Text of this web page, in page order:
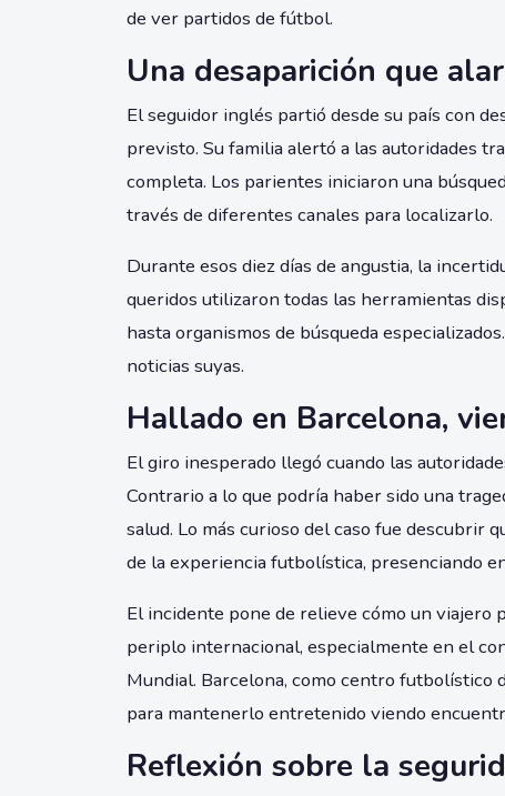
de ver partidos de fútbol.
Una desaparición que
El seguidor inglés partió desde su país con
previsto. Su familia alertó a las autoridades
completa. Los parientes iniciaron una
través de diferentes canales para localizarlo.
Durante esos diez días de angustia, la
queridos utilizaron todas las herramientas
hasta organismos de búsqueda
noticias suyas.
Hallado en Barcelona,
El giro inesperado llegó cuando las
Contrario a lo que podría haber sido una
salud. Lo más curioso del caso fue descubrir
de la experiencia futbolística, presenciando
El incidente pone de relieve cómo un viajero
periplo internacional, especialmente en el
Mundial. Barcelona, como centro futbolístico
para mantenerlo entretenido viendo
Reflexión sobre la